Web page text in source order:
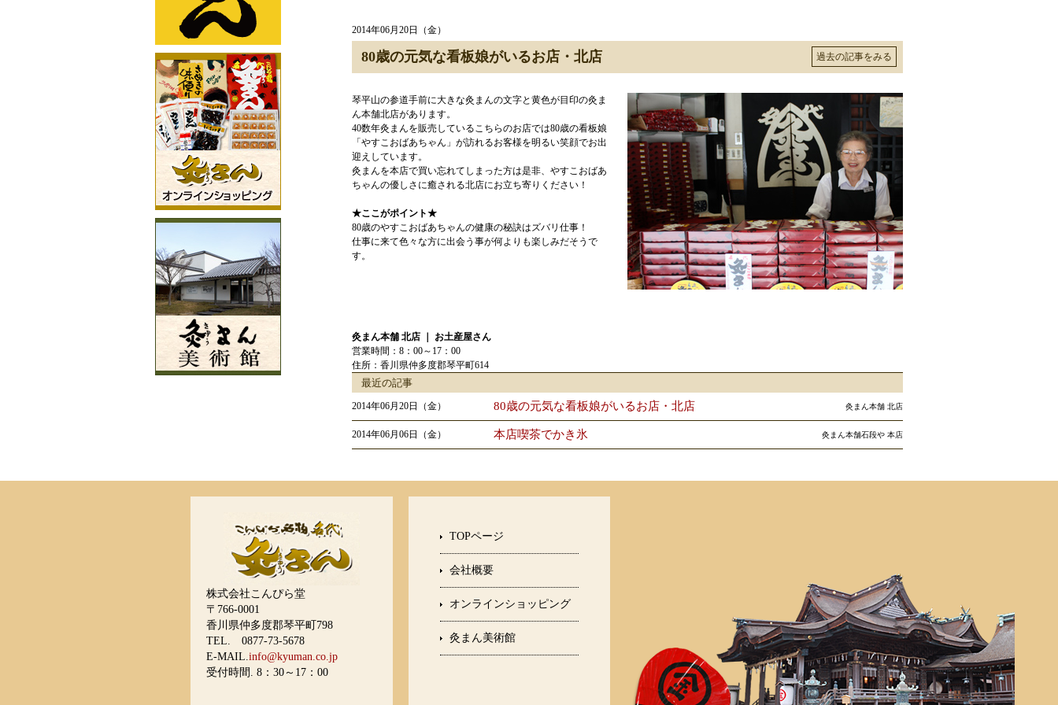
過去の記事をみる
2014年06月20日（金）
80歳の元気な看板娘がいるお店・北店
琴平山の参道手前に大きな灸まんの文字と黄色が目印の灸ま
ん本舗北店があります。
40数年灸まんを販売しているこちらのお店では80歳の看板娘
「やすこおばあちゃん」が訪れるお客様を明るい笑顔でお出
迎えしています。
灸まんを本店で買い忘れてしまった方は是非、やすこおばあ
ちゃんの優しさに癒される北店にお立ち寄りください！
★ここがポイント★
80歳のやすこおばあちゃんの健康の秘訣はズバリ仕事！
仕事に来て色々な方に出会う事が何よりも楽しみだそうで
す。
灸まん本舗 北店 ｜ お土産屋さん
営業時間：8：00～17：00
住所：香川県仲多度郡琴平町614
最近の記事
2014年06月20日（金） 80歳の元気な看板娘がいるお店・北店 灸まん本舗 北店
2014年06月06日（金） 本店喫茶でかき氷 灸まん本舗石段や 本店
株式会社こんぴら堂
〒766-0001
香川県仲多度郡琴平町798
TEL. 0877-73-5678
E-MAIL. info@kyuman.co.jp
受付時間. 8：30～17：00
TOPページ
会社概要
オンラインショッピング
灸まん美術館